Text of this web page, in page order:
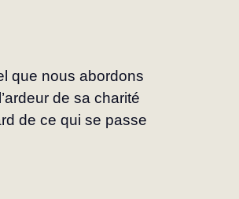
que nous abor­dons
de sa charité
de ce qui se passe